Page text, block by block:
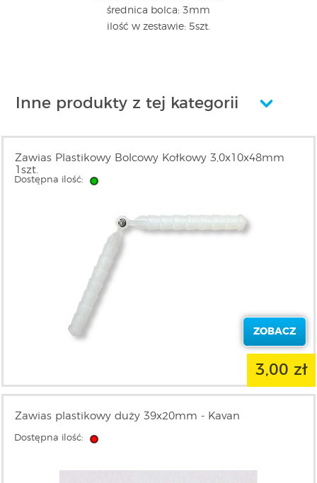
średnica bolca: 3mm
ilość w zestawie: 5szt.
Inne produkty z tej kategorii
Zawias Plastikowy Bolcowy Kołkowy 3,0x10x48mm
1szt.
Dostępna ilość:
ZOBACZ
3,00 zł
Zawias plastikowy duży 39x20mm - Kavan
Dostępna ilość: